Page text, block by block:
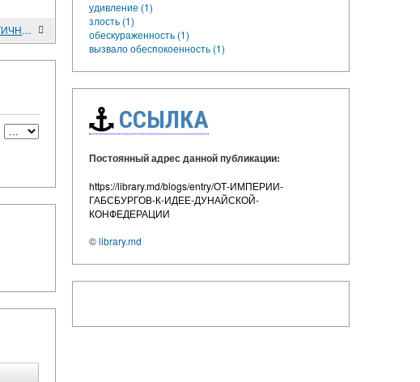
БОСПОР КИММЕРИЙСКИЙ МЕЖДУ АНТИЧНОСТЬЮ И СРЕДНЕВЕКОВЬЕМ
удивление (1)
злость (1)
обескураженность (1)
вызвало обеспокоенность (1)
ССЫЛКА
Постоянный адрес данной публикации:
https://library.md/blogs/entry/ОТ-ИМПЕРИИ-
ГАБСБУРГОВ-К-ИДЕЕ-ДУНАЙСКОЙ-
КОНФЕДЕРАЦИИ
©library.md